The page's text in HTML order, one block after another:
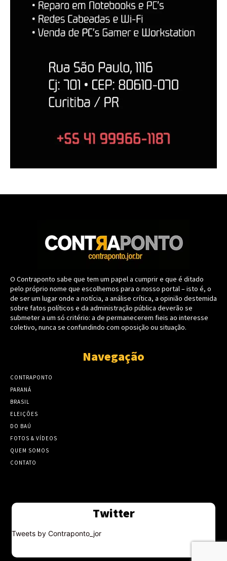
O Contraponto sabe que tem um papel a cumprir e que é ditado
pelo próprio nome que escolhemos para o nosso portal – isto é, o
de ser um lugar onde a notícia, a análise crítica, a opinião destemida
sobre fatos políticos e da administração pública deverão se
submeter a um só critério: a de permanecerem fieis ao interesse
coletivo, nunca se confundindo com oposição ou situação.
Navegação
CONTRAPONTO
PARANÁ
BRASIL
ELEIÇÕES
DO BAÚ
FOTOS & VÍDEOS
QUEM SOMOS
CONTATO
Twitter
Tweets by Contraponto_jor